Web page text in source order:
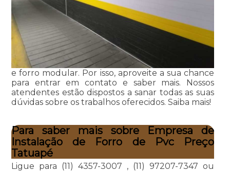
e forro modular. Por isso, aproveite a sua chance
para entrar em contato e saber mais. Nossos
atendentes estão dispostos a sanar todas as suas
dúvidas sobre os trabalhos oferecidos. Saiba mais!
Para saber mais sobre Empresa de
Instalação de Forro de Pvc Preço
Tatuapé
Ligue para (11) 4357-3007 , (11) 97207-7347 ou